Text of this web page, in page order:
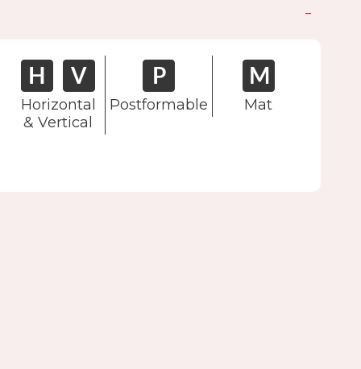
Horizontal
& Vertical
Postformable Mat